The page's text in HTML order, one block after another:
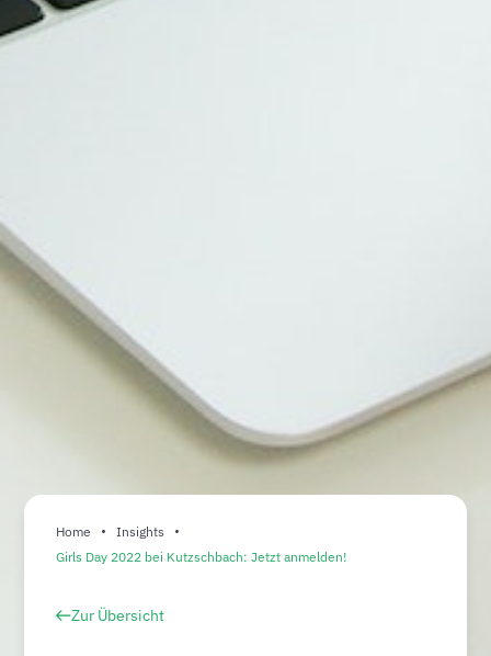
Home
Insights
Girls Day 2022 bei Kutzschbach: Jetzt anmelden!
Zur Übersicht